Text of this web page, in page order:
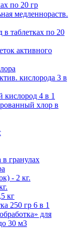
по 20 гр
медленнораств.
таблетках по 20
активного
кислорода 3 в
4 в 1
хлор в
гранулах
- 2 кг.
кг
250 гр 6 в 1
для
30 м3